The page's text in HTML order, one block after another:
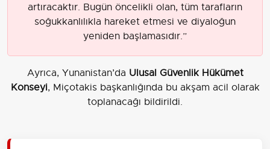
artıracaktır. Bugün öncelikli olan, tüm tarafların
soğukkanlılıkla hareket etmesi ve diyaloğun
yeniden başlamasıdır.”
Ayrıca, Yunanistan’da Ulusal Güvenlik Hükümet
Konseyi, Miçotakis başkanlığında bu akşam acil olarak
toplanacağı bildirildi.